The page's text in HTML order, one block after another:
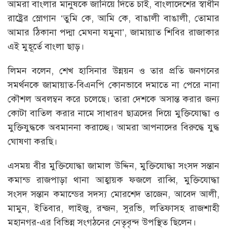
আমরা বাংলার মানুষকে জানিয়ে দিতে চাই, বাংলাদেশের স্বাধীন
রাষ্ট্রের স্লোগান ‘তুমি কে, আমি কে, বাঙালী বাঙালী, তোমার
আমার ঠিকানা পদ্মা মেঘনা যমুনা’, জামায়াত শিবির রাজাকার
এই মুহূর্তে বাংলা ছাড়।
লিমন বলেন, শেখ হাসিনার উন্নয়ন ও তার প্রতি জনগনের
সমর্থনকে জামায়াত-বিএনপি কোনভাবে দমাতে না পেরে নানা
কৌশল অবলম্বন করে চলেছে। তারা দেশকে অসান্ত করার জন্য
কোটা বাতিল করার নামে সাধারণ ছাত্রদের দিয়ে মুক্তিযোদ্ধা ও
মুক্তিযুদ্ধকে অবমাননা করাচ্ছে। আমরা আপনাদের বিরুদ্ধে যুদ্ধ
ঘোষণা করছি।
এসময় বীর মুক্তিযোদ্ধা জামাল উদ্দিন, মুক্তিযোদ্ধা সংসদ সন্তান
কমান্ড রাজপাড়া থানা আহ্বায়ক ফজলে রাব্বি, মুক্তিযোদ্ধা
সংসদ সন্তান কমান্ডের সদস্য মোরশেদ তাজেন, আবেদ আলী,
মামুন, ইতিবার, লাইজু, রন্জন, সুরভি, লতিফাসহ রাজশাহী
মহানগর-এর বিভিন্ন সংগঠনের নেতৃবৃন্দ উপস্থিত ছিলেন।